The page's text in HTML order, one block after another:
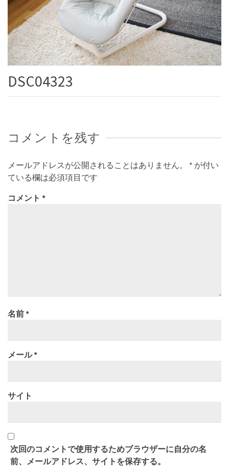
DSC04323
コメントを残す
メールアドレスが公開されることはありません。 * が付い
ている欄は必須項目です
コメント *
名前*
メール*
サイト
次回のコメントで使用するためブラウザーに自分の名
前、メールアドレス、サイトを保存する。